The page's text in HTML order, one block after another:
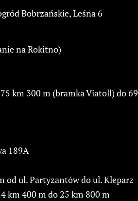
Bobrzańskie, Leśna 6
na Rokitno)
km 300 m (bramka Viatoll) do 69
189A
od ul. Partyzantów do ul. Kleparz
km 400 m do 25 km 800 m